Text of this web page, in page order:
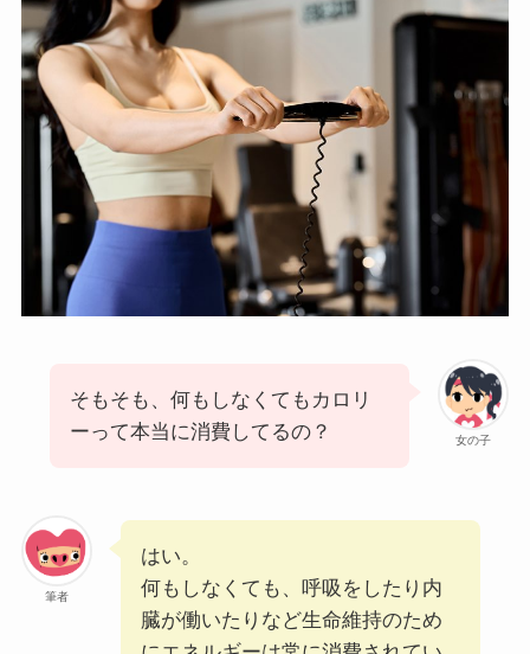
女の子
そもそも、何もしなくてもカロリ
ーって本当に消費してるの？
筆者
はい。
何もしなくても、呼吸をしたり内
臓が働いたりなど生命維持のため